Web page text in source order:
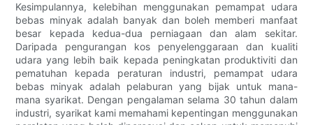
Kesimpulannya, kelebihan menggunakan pemampat udara
bebas minyak adalah banyak dan boleh memberi manfaat
besar kepada kedua-dua perniagaan dan alam sekitar.
Daripada pengurangan kos penyelenggaraan dan kualiti
udara yang lebih baik kepada peningkatan produktiviti dan
pematuhan kepada peraturan industri, pemampat udara
bebas minyak adalah pelaburan yang bijak untuk mana-
mana syarikat. Dengan pengalaman selama 30 tahun dalam
industri, syarikat kami memahami kepentingan menggunakan